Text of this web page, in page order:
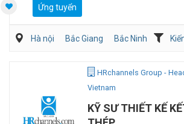
Ứng tuyển
Hà nội Bắc Giang Bắc Ninh
HRchannels Group -
Vietnam
KỸ SƯ THIẾT KẾ